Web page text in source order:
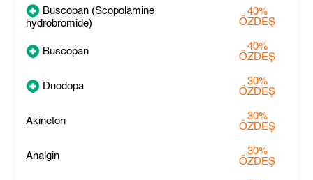
Buscopan (Scopolamine
hydrobromide)
40%
ÖZDEŞ
Buscopan
40%
ÖZDEŞ
Duodopa
30%
ÖZDEŞ
Akineton
30%
ÖZDEŞ
Analgin
30%
ÖZDEŞ